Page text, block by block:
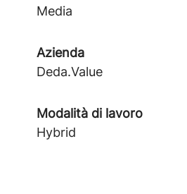
Media
Azienda
Deda.Value
Modalità di lavoro
Hybrid